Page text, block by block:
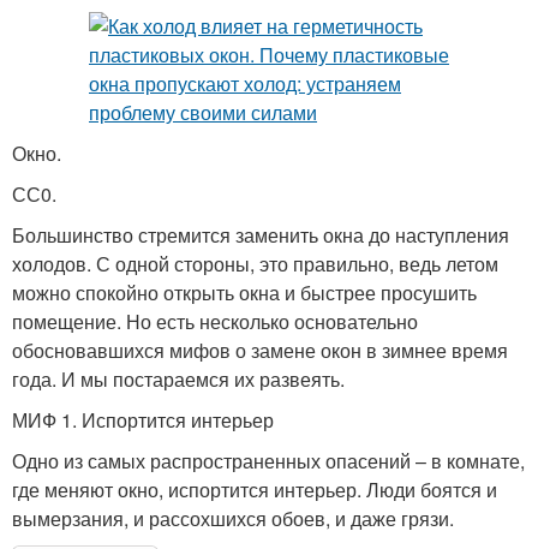
Окно.
СС0.
Большинство стремится заменить окна до наступления
холодов. С одной стороны, это правильно, ведь летом
можно спокойно открыть окна и быстрее просушить
помещение. Но есть несколько основательно
обосновавшихся мифов о замене окон в зимнее время
года. И мы постараемся их развеять.
МИФ 1. Испортится интерьер
Одно из самых распространенных опасений – в комнате,
где меняют окно, испортится интерьер. Люди боятся и
вымерзания, и рассохшихся обоев, и даже грязи.